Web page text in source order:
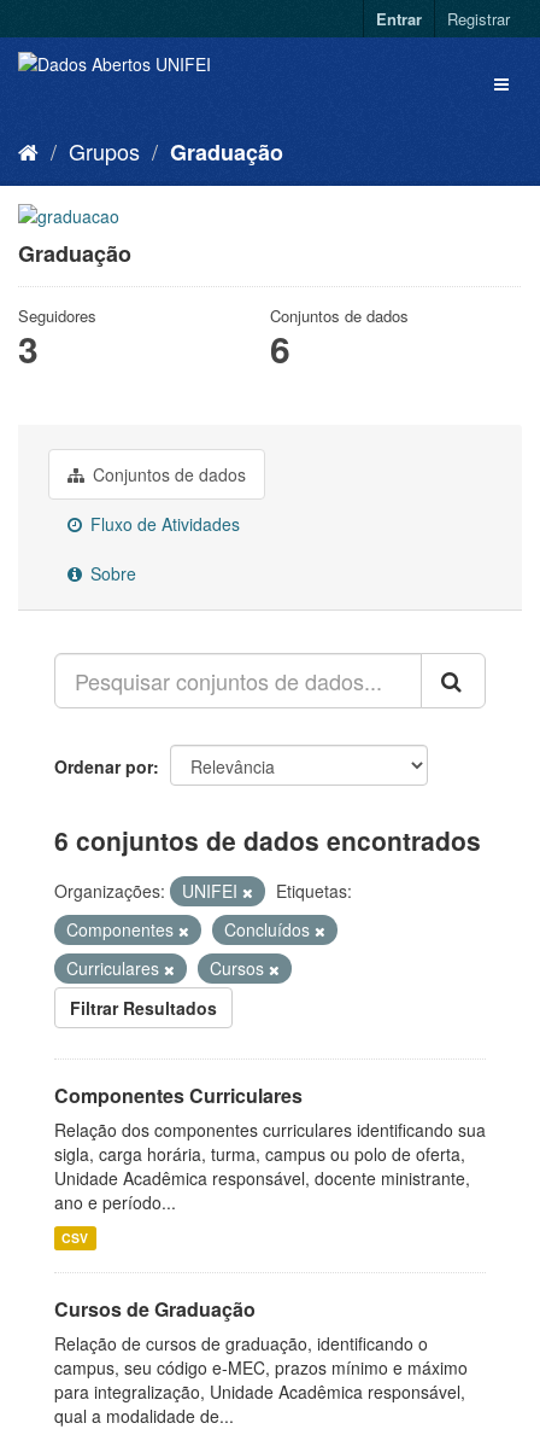
Entrar Registrar
Grupos Graduação
Graduação
Seguidores
3
Conjuntos de dados
6
Conjuntos de dados
Fluxo de Atividades
Sobre
Ordenar por
6 conjuntos de dados encontrados
Organizações: UNIFEI
Etiquetas:
Componentes
Concluídos
Curriculares
Cursos
Filtrar Resultados
Componentes Curriculares
Relação dos componentes curriculares identificando sua
sigla, carga horária, turma, campus ou polo de oferta,
Unidade Acadêmica responsável, docente ministrante,
ano e período...
CSV
Cursos de Graduação
Relação de cursos de graduação, identificando o
campus, seu código e-MEC, prazos mínimo e máximo
para integralização, Unidade Acadêmica responsável,
qual a modalidade de...